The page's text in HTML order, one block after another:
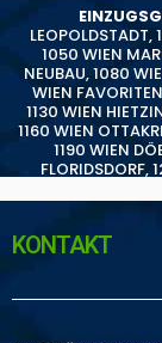
LEOPOLDSTADT,
1050 WIEN
NEUBAU,1080
WIEN FAVORITEN
1130 WIEN
1160 WIEN
1190 WIEN
FLORIDSDORF,
KONTAKT